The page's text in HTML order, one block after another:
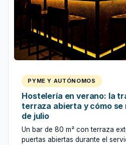
PYME Y AUTÓNOMOS
Hostelería en verano: la
terraza abierta y cómo
de julio
Un bar de 80 m² con terraza
puertas abiertas durante el